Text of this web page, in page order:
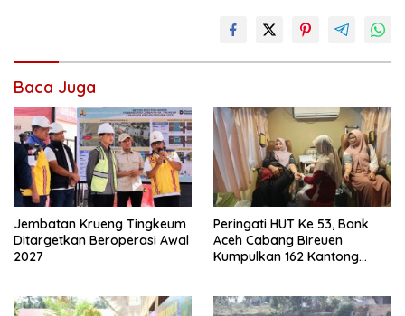
Baca Juga
Jembatan Krueng Tingkeum
Ditargetkan Beroperasi Awal
2027
Peringati HUT Ke 53, Bank
Aceh Cabang Bireuen
Kumpulkan 162 Kantong